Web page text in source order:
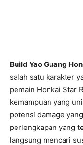
Build Yao Guang
salah satu karakter
pemain Honkai Star
kemampuan yang
potensi damage
perlengkapan yang
langsung mencari